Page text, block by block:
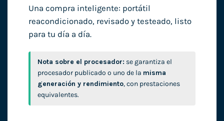
Una compra inteligente: portátil
reacondicionado, revisado y testeado, listo
para tu día a día.
Nota sobre el procesador: se garantiza el
procesador publicado o uno de la misma
generación y rendimiento, con prestaciones
equivalentes.